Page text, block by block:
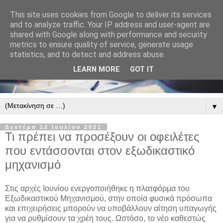
▼
Δευτέρα 12 Ιουλίου 2021
Τι πρέπει να προσέξουν οι οφειλέτες
που εντάσσονται στον εξωδικαστικό
μηχανισμό
Στις αρχές Ιουνίου ενεργοποιήθηκε η πλατφόρμα του
Eξωδικαστικού Mηχανισμού, στην οποία φυσικά πρόσωπα
και επιχειρήσεις μπορούν να υποβάλλουν αίτηση υπαγωγής
για να ρυθμίσουν τα χρέη τους. Ωστόσο, το νέο καθεστώς
This site uses cookies from Google to deliver its services
and to analyze traffic. Your IP address and user-agent are
shared with Google along with performance and security
metrics to ensure quality of service, generate usage
statistics, and to detect and address abuse.
LEARN MORE GOT IT